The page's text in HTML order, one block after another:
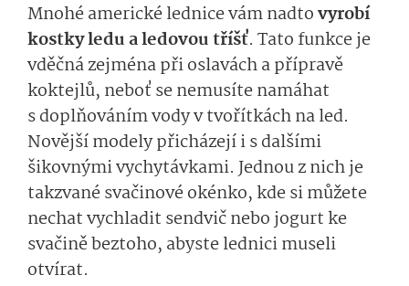
Mnohé americké lednice vám nadtovyrobí
kostky ledu a ledovou tříšť. Tato funkce je
vděčná zejména při oslavách a přípravě
koktejlů, neboť se nemusíte namáhat
s doplňováním vody v tvořítkách na led.
Novější modely přicházejí i s dalšími
šikovnými vychytávkami. Jednou z nich je
takzvané svačinové okénko, kde si můžete
nechat vychladit sendvič nebo jogurt ke
svačině beztoho, abyste lednici museli
otvírat.